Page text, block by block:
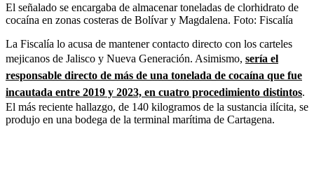
El señalado se encargaba de almacenar toneladas de clorhidrato de
cocaína en zonas costeras de Bolívar y Magdalena. Foto: Fiscalía
La Fiscalía lo acusa de mantener contacto directo con los carteles
mejicanos de Jalisco y Nueva Generación. Asimismo, sería el
responsable directo de más de una tonelada de cocaína que fue
incautada entre 2019 y 2023, en cuatro procedimiento distintos.
El más reciente hallazgo, de 140 kilogramos de la sustancia ilícita, se
produjo en una bodega de la terminal marítima de Cartagena.